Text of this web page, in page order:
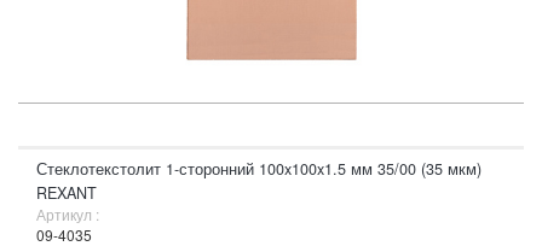
Стеклотекстолит 1-сторонний 100x100x1.5 мм 35/00 (35 мкм)
REXANT
Артикул :
09-4035